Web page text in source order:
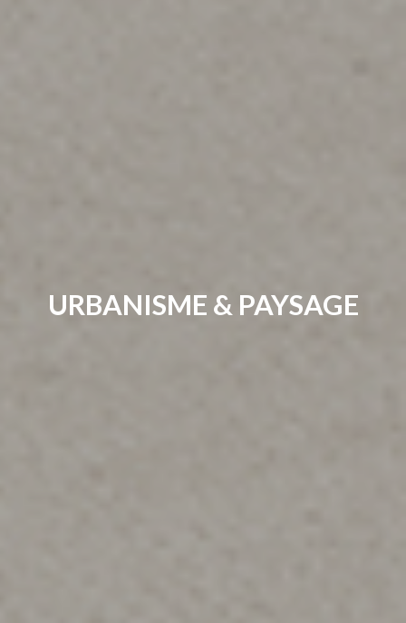
URBANISME & PAYSAGE